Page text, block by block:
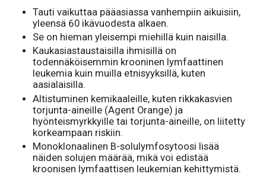
Tauti vaikuttaa pääasiassa vanhempiin aikuisiin,
yleensä 60 ikävuodesta alkaen.
Se on hieman yleisempi miehillä kuin naisilla.
Kaukasiastaustaisilla ihmisillä on
todennäköisemmin krooninen lymfaattinen
leukemia kuin muilla etnisyyksillä, kuten
aasialaisilla.
Altistuminen kemikaaleille, kuten rikkakasvien
torjunta-aineille (Agent Orange) ja
hyönteismyrkkyille tai torjunta-aineille, on liitetty
korkeampaan riskiin.
Monoklonaalinen B-solulymfosytoosi lisää
näiden solujen määrää, mikä voi edistää
kroonisen lymfaattisen leukemian kehittymistä.